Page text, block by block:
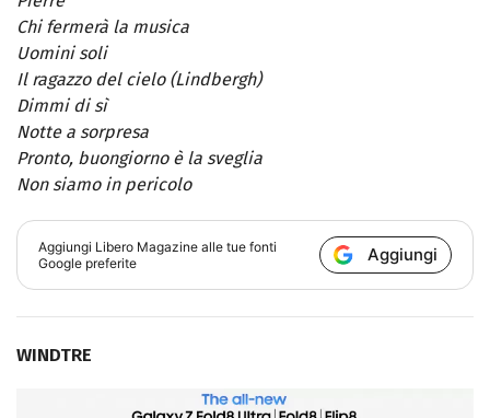
Chi fermerà la musica
Uomini soli
Il ragazzo del cielo (Lindbergh)
Dimmi di sì
Notte a sorpresa
Pronto, buongiorno è la sveglia
Non siamo in pericolo
Aggiungi Libero Magazine alle tue fonti
Google preferite
Aggiungi
WINDTRE